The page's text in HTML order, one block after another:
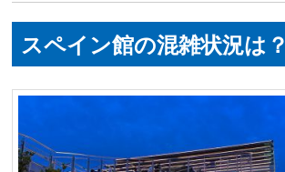
スペイン館の混雑状況は？